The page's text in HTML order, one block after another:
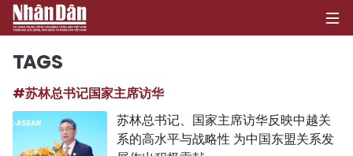
政治
TAGS
#苏林总书记国家主席访华
苏林总书记、国家主席访华反映中越关
系的高水平与战略性 为中国东盟关系发